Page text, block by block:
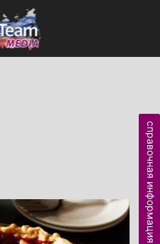
справочная информация